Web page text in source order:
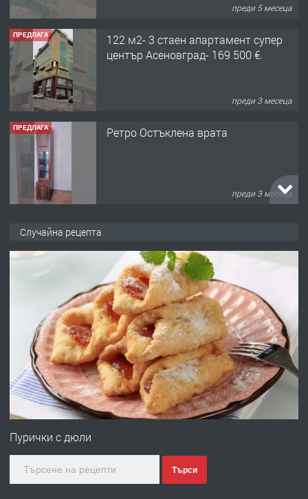
преди 3 месеца
ПРЕДЛАГА Ретро Остъклена врата
преди 3 месеца
ПРЕДЛАГА
🌟HYUNDAI i10 - 2024 | Само 55 лв./
преди 10 месеца
преди 1 година
ПРЕДЛАГА
Професионална зеленчукорезачка
за заведения и дома
преди 1 година
ПРЕДЛАГА Дава под наем Асеновград
Случайна рецепта
Пурички с дюли
Търси